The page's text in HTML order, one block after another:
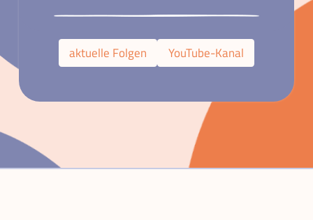
aktuelle Folgen YouTube-Kanal